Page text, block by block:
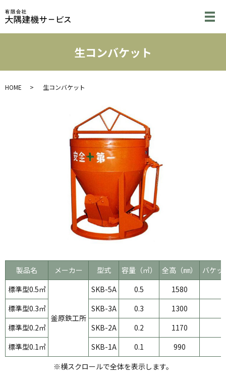
メ
生コンバケット
HOME 生コンバケット
製品名 メーカー 型式 容量（㎥） 全高（㎜）
バケッ
標準型0.5㎥
釜原鉄工所
SKB-5A 0.5 1580
標準型0.3㎥
SKB-3A 0.3 1300
標準型0.2㎥
SKB-2A 0.2 1170
標準型0.1㎥
SKB-1A 0.1 990
※横スクロールで全体を表示します。